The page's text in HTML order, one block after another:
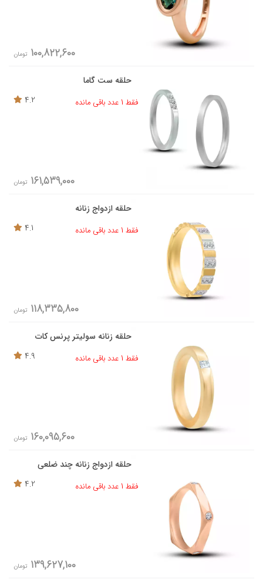
100,822,600 تومان
حلقه ست گاما
فقط 1 عدد باقی مانده
4.2
161,539,000 تومان
حلقه ازدواج زنانه
فقط 1 عدد باقی مانده
4.1
118,335,800 تومان
حلقه زنانه سولیتر پرنس کات
فقط 1 عدد باقی مانده
4.9
160,095,600 تومان
حلقه ازدواج زنانه چند ضلعی
فقط 1 عدد باقی مانده
4.2
139,627,100 تومان